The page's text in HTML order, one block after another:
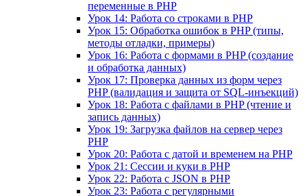
переменные в PHP
Урок 14: Работа со строками в PHP
Урок 15: Обработка ошибок в PHP (типы,
методы отладки, примеры)
Урок 16: Работа с формами в PHP (создание
и обработка данных)
Урок 17: Проверка данных из форм через
PHP (валидация и защита от SQL-инъекций)
Урок 18: Работа с файлами в PHP (чтение и
запись данных)
Урок 19: Загрузка файлов на сервер через
PHP
Урок 20: Работа с датой и временем на PHP
Урок 21: Сессии и куки в PHP
Урок 22: Работа с JSON в PHP
Урок 23: Работа с регулярными